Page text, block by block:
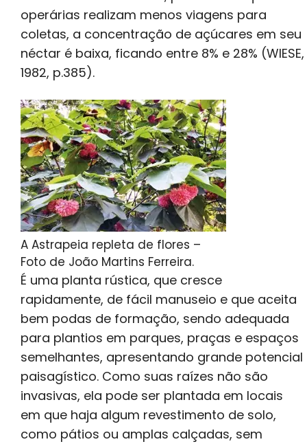
operárias realizam menos viagens para
coletas, a concentração de açúcares em seu
néctar é baixa, ficando entre 8% e 28% (WIESE,
1982, p.385).
A Astrapeia repleta de flores –
Foto de João Martins Ferreira.
É uma planta rústica, que cresce
rapidamente, de fácil manuseio e que aceita
bem podas de formação, sendo adequada
para plantios em parques, praças e espaços
semelhantes, apresentando grande potencial
paisagístico. Como suas raízes não são
invasivas, ela pode ser plantada em locais
em que haja algum revestimento de solo,
como pátios ou amplas calçadas, sem